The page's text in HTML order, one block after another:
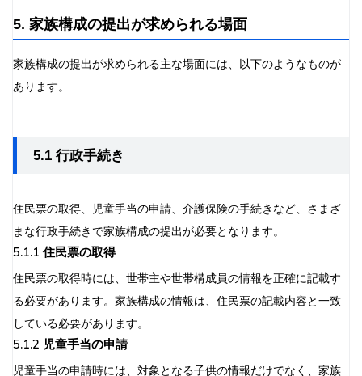
5. 家族構成の提出が求められる場面
家族構成の提出が求められる主な場面には、以下のようなものが
あります。
5.1 行政手続き
住民票の取得、児童手当の申請、介護保険の手続きなど、さまざ
まな行政手続きで家族構成の提出が必要となります。
5.1.1 住民票の取得
住民票の取得時には、世帯主や世帯構成員の情報を正確に記載す
る必要があります。家族構成の情報は、住民票の記載内容と一致
している必要があります。
5.1.2 児童手当の申請
児童手当の申請時には、対象となる子供の情報だけでなく、家族